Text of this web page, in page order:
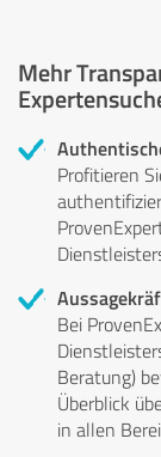
Mehr
Profitieren
Bei
Beratung)
Überblick
in allen